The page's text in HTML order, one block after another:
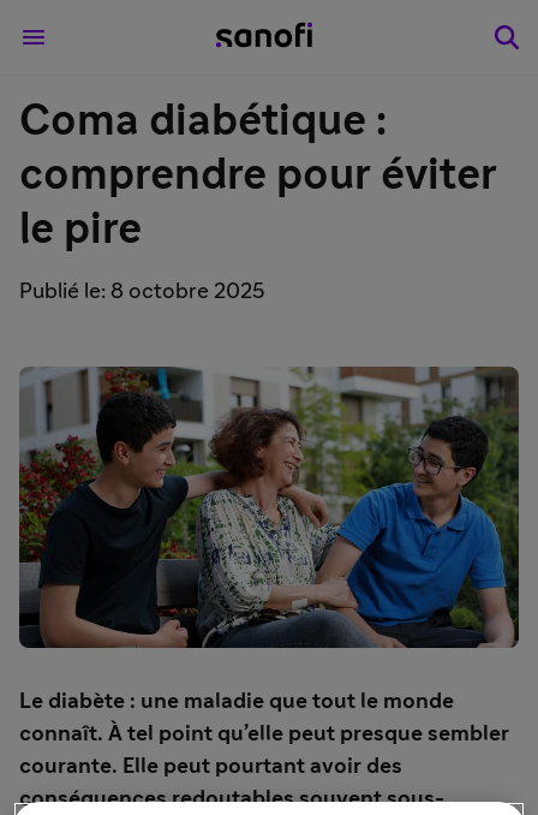
Coma diabétique :
comprendre pour éviter
le pire
Publié le: 8 octobre 2025
Le diabète : une maladie que tout le monde
connaît. À tel point qu’elle peut presque sembler
courante. Elle peut pourtant avoir des
conséquences redoutables souvent sous-